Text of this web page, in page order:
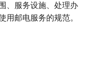
连接服务器
物流
竞速
仪表飞行系统数据录
、服务设施、处理办
用邮电服务的规范。